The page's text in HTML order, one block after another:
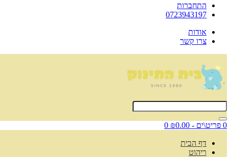
התחברות
0723943197
אודות
צרו קשר
0 פריט\ים - ₪0.00 0
דף הבית
ריהוט